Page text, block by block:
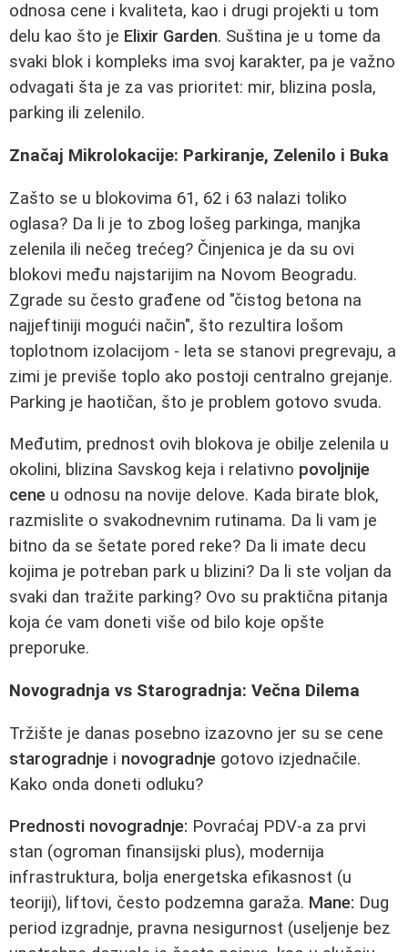
odnosa cene i kvaliteta, kao i drugi projekti u tom
delu kao što je Elixir Garden. Suština je u tome da
svaki blok i kompleks ima svoj karakter, pa je važno
odvagati šta je za vas prioritet: mir, blizina posla,
parking ili zelenilo.
Značaj Mikrolokacije: Parkiranje, Zelenilo i Buka
Zašto se u blokovima 61, 62 i 63 nalazi toliko
oglasa? Da li je to zbog lošeg parkinga, manjka
zelenila ili nečeg trećeg? Činjenica je da su ovi
blokovi među najstarijim na Novom Beogradu.
Zgrade su često građene od "čistog betona na
najjeftiniji mogući način", što rezultira lošom
toplotnom izolacijom - leta se stanovi pregrevaju, a
zimi je previše toplo ako postoji centralno grejanje.
Parking je haotičan, što je problem gotovo svuda.
Međutim, prednost ovih blokova je obilje zelenila u
okolini, blizina Savskog keja i relativno povoljnije
cene u odnosu na novije delove. Kada birate blok,
razmislite o svakodnevnim rutinama. Da li vam je
bitno da se šetate pored reke? Da li imate decu
kojima je potreban park u blizini? Da li ste voljan da
svaki dan tražite parking? Ovo su praktična pitanja
koja će vam doneti više od bilo koje opšte
preporuke.
Novogradnja vs Starogradnja: Večna Dilema
Tržište je danas posebno izazovno jer su se cene
starogradnje i novogradnje gotovo izjednačile.
Kako onda doneti odluku?
Prednosti novogradnje: Povraćaj PDV-a za prvi
stan (ogroman finansijski plus), modernija
infrastruktura, bolja energetska efikasnost (u
teoriji), liftovi, često podzemna garaža. Mane: Dug
period izgradnje, pravna nesigurnost (useljenje bez